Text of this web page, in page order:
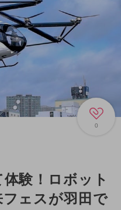
0
験！ロボット
ェスが羽田で